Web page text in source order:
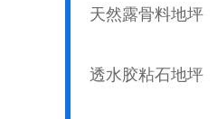
天然露骨料地坪
透水胶粘石地坪